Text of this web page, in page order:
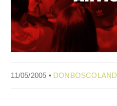
11/05/2005 • DONBOSCOLAND